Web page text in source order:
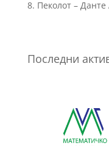
8. Пеколот –
Последни